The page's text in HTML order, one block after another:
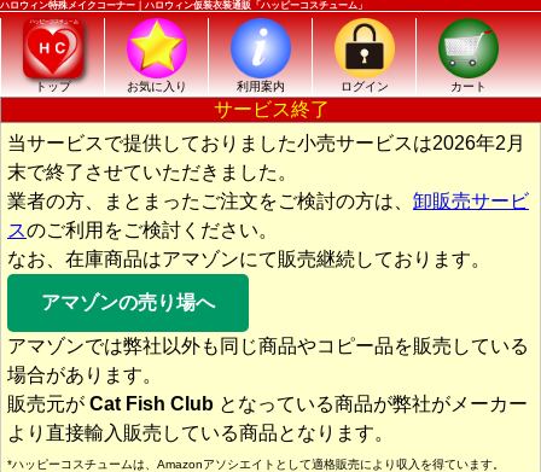
ハロウィン特殊メイクコーナー｜ハロウィン仮装衣装通販「ハッピーコスチューム」
トップ お気に入り 利用案内 ログイン カート
サービス終了
当サービスで提供しておりました小売サービスは2026年2月
末で終了させていただきました。
業者の方、まとまったご注文をご検討の方は、 卸販売サービ
スのご利用をご検討ください。
なお、在庫商品はアマゾンにて販売継続しております。
アマゾンの売り場へ
アマゾンでは弊社以外も同じ商品やコピー品を販売している
場合があります。
販売元が Cat Fish Club となっている商品が弊社がメーカー
より直接輸入販売している商品となります。
*ハッピーコスチュームは、Amazonアソシエイトとして適格販売により収入を得ています。